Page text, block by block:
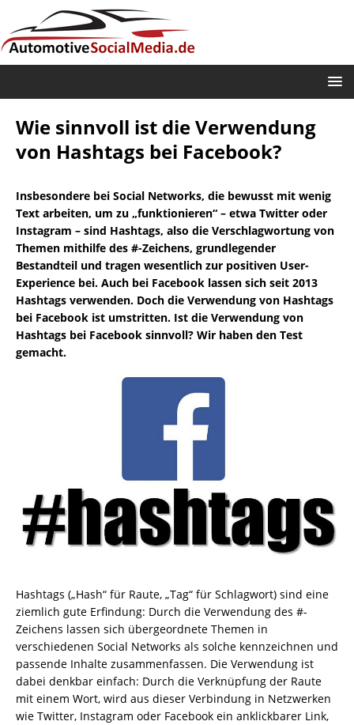
Wie sinnvoll ist die Verwendung
von Hashtags bei Facebook?
Insbesondere bei Social Networks, die bewusst mit wenig
Text arbeiten, um zu „funktionieren“ – etwa Twitter oder
Instagram – sind Hashtags, also die Verschlagwortung von
Themen mithilfe des #-Zeichens, grundlegender
Bestandteil und tragen wesentlich zur positiven User-
Experience bei. Auch bei Facebook lassen sich seit 2013
Hashtags verwenden. Doch die Verwendung von Hashtags
bei Facebook ist umstritten. Ist die Verwendung von
Hashtags bei Facebook sinnvoll? Wir haben den Test
gemacht.
Hashtags („Hash“ für Raute, „Tag“ für Schlagwort) sind eine
ziemlich gute Erfindung: Durch die Verwendung des #-
Zeichens lassen sich übergeordnete Themen in
verschiedenen Social Networks als solche kennzeichnen und
passende Inhalte zusammenfassen. Die Verwendung ist
dabei denkbar einfach: Durch die Verknüpfung der Raute
mit einem Wort, wird aus dieser Verbindung in Netzwerken
wie Twitter, Instagram oder Facebook ein anklickbarer Link,